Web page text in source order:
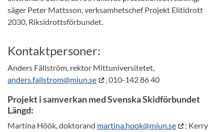
säger Peter Mattsson, verksamhetschef Projekt Elitidrott
2030, Riksidrottsförbundet.
Kontaktpersoner:
Anders Fällström, rektor Mittuniversitetet,
anders.fallstrom@miun.se
, 010-142 86 40
Projekt i samverkan med Svenska Skidförbundet
Längd:
Martina Höök, doktorand martina.hook@miun.se
; Kerry